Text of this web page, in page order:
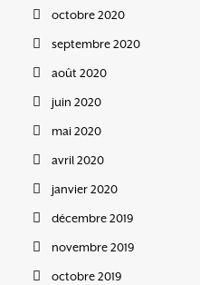
octobre 2020
septembre 2020
août 2020
juin 2020
mai 2020
avril 2020
janvier 2020
décembre 2019
novembre 2019
octobre 2019